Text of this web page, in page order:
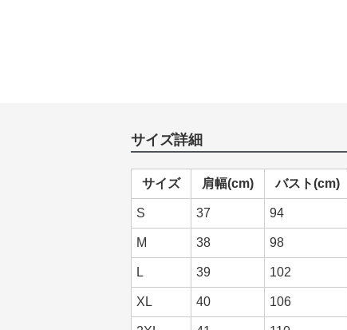
サイズ詳細
サイズ 肩幅(cm) バスト(cm)
S 37 94
M 38 98
L 39 102
XL 40 106